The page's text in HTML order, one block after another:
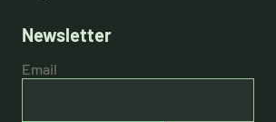
Newsletter
Email